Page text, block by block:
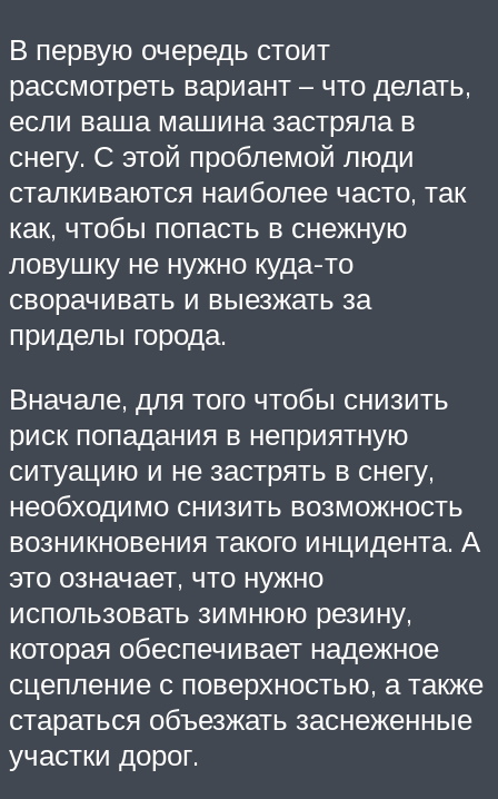
В первую очередь стоит
рассмотреть вариант – что делать,
если ваша машина застряла в
снегу. С этой проблемой люди
сталкиваются наиболее часто, так
как, чтобы попасть в снежную
ловушку не нужно куда-то
сворачивать и выезжать за
приделы города.
Вначале, для того чтобы снизить
риск попадания в неприятную
ситуацию и не застрять в снегу,
необходимо снизить возможность
возникновения такого инцидента. А
это означает, что нужно
использовать зимнюю резину,
которая обеспечивает надежное
сцепление с поверхностью, а также
стараться объезжать заснеженные
участки дорог.